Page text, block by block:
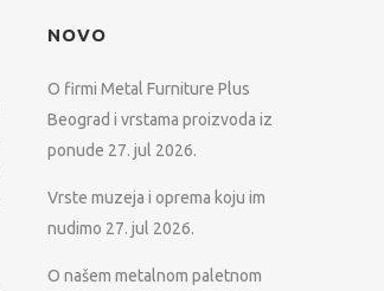
NOVO
O firmi Metal Furniture Plus
Beograd i vrstama proizvoda iz
ponude 27. jul 2026.
Vrste muzeja i oprema koju im
nudimo 27. jul 2026.
O našem metalnom paletnom